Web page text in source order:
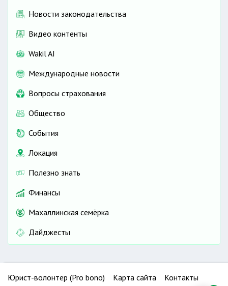
Новости законодательства
Видео контенты
Wakil AI
Международные новости
Вопросы страхования
Общество
События
Локация
Полезно знать
Финансы
Махаллинская семёрка
Дайджесты
Юрист-волонтер (Pro bono) Карта сайта
Контакты